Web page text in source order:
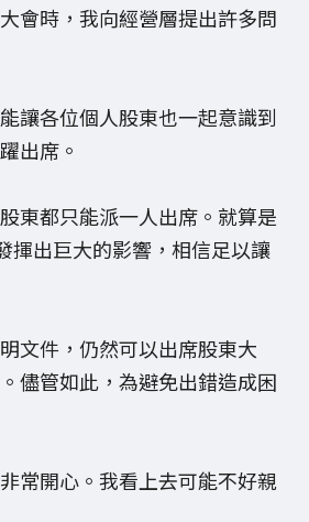
會時，我向經營層提出許多問
讓各位個人股東也一起意識到
出席。
東都只能派一人出席。就算是
揮出巨大的影響，相信足以讓
文件，仍然可以出席股東大
儘管如此，為避免出錯造成困
常開心。我看上去可能不好親